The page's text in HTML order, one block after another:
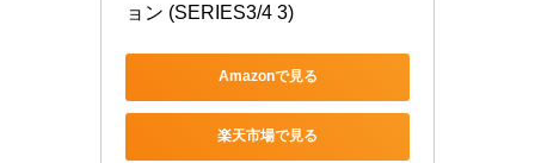
ョン (SERIES3/4 3)
Amazonで見る
楽天市場で見る